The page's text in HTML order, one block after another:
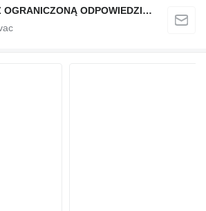
SINDBAD SPÓŁKA Z OGRANICZONĄ ODPOWIEDZIALNOŚCIĄ